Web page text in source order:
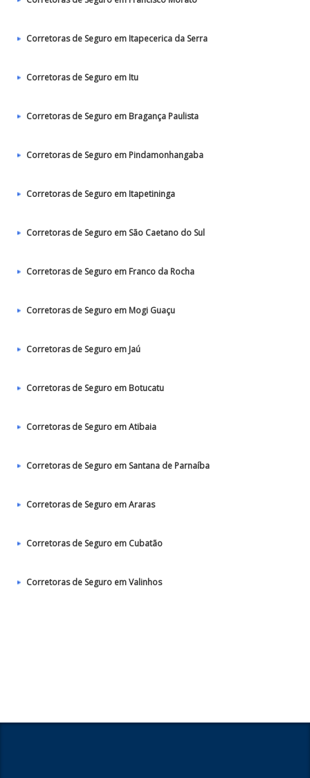
Corretoras de Seguro em Itapecerica da Serra
Corretoras de Seguro em Itu
Corretoras de Seguro em Bragança Paulista
Corretoras de Seguro em Pindamonhangaba
Corretoras de Seguro em Itapetininga
Corretoras de Seguro em São Caetano do Sul
Corretoras de Seguro em Franco da Rocha
Corretoras de Seguro em Mogi Guaçu
Corretoras de Seguro em Jaú
Corretoras de Seguro em Botucatu
Corretoras de Seguro em Atibaia
Corretoras de Seguro em Santana de Parnaíba
Corretoras de Seguro em Araras
Corretoras de Seguro em Cubatão
Corretoras de Seguro em Valinhos